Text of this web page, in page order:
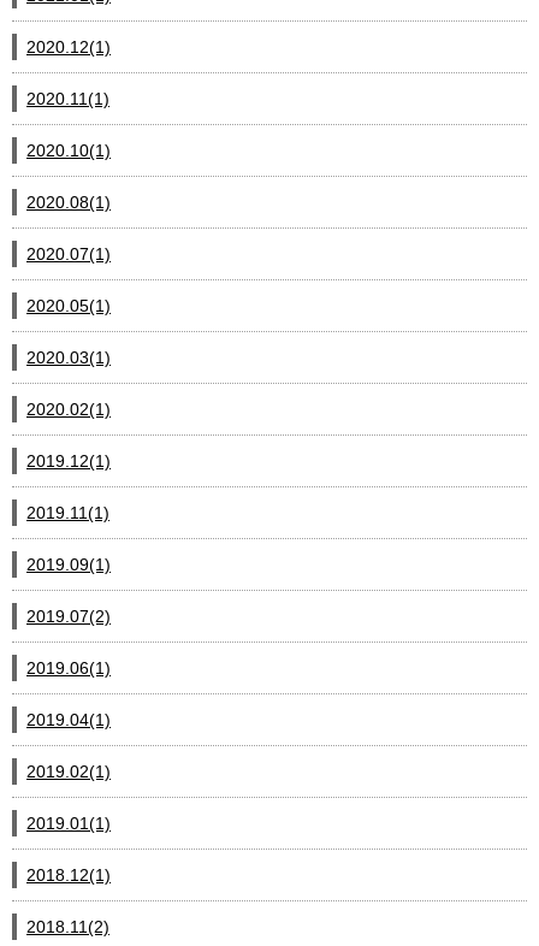
2020.12(1)
2020.11(1)
2020.10(1)
2020.08(1)
2020.07(1)
2020.05(1)
2020.03(1)
2020.02(1)
2019.12(1)
2019.11(1)
2019.09(1)
2019.07(2)
2019.06(1)
2019.04(1)
2019.02(1)
2019.01(1)
2018.12(1)
2018.11(2)